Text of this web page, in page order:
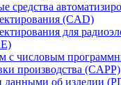
средства
(CAD)
для
с числовым
производства (CAPP)
данными об изделии